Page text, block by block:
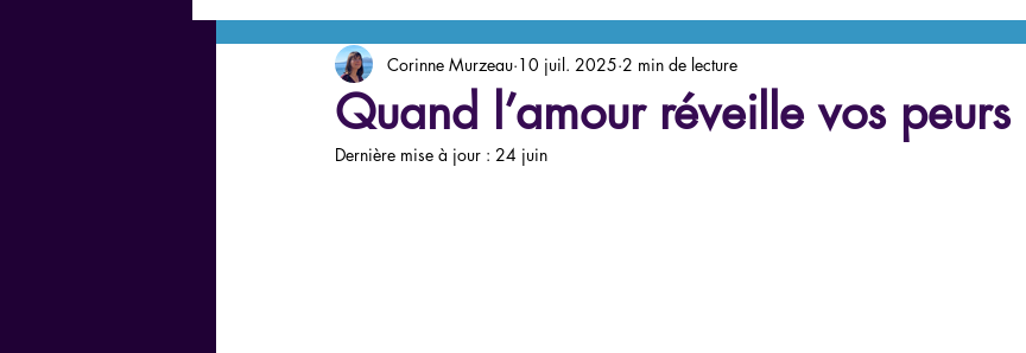
Les relations bouleversantes Impact des relations sur le travail
Quand l’amour réveille vos peurs
Corinne Murzeau 10 juil. 2025 2 min de lecture
Dernière mise à jour : 24 juin